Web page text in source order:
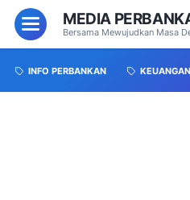
MEDIA
Bersama Mewujudkan Masa
INFO PERBANKAN KEUANGAN